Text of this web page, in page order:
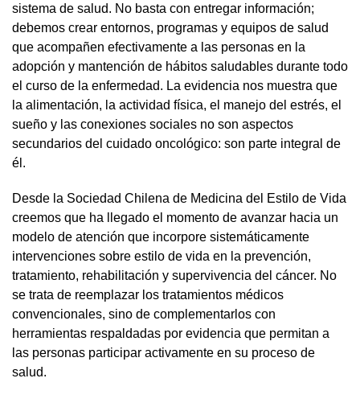
sistema de salud. No basta con entregar información;
debemos crear entornos, programas y equipos de salud
que acompañen efectivamente a las personas en la
adopción y mantención de hábitos saludables durante todo
el curso de la enfermedad. La evidencia nos muestra que
la alimentación, la actividad física, el manejo del estrés, el
sueño y las conexiones sociales no son aspectos
secundarios del cuidado oncológico: son parte integral de
él.
Desde la Sociedad Chilena de Medicina del Estilo de Vida
creemos que ha llegado el momento de avanzar hacia un
modelo de atención que incorpore sistemáticamente
intervenciones sobre estilo de vida en la prevención,
tratamiento, rehabilitación y supervivencia del cáncer. No
se trata de reemplazar los tratamientos médicos
convencionales, sino de complementarlos con
herramientas respaldadas por evidencia que permitan a
las personas participar activamente en su proceso de
salud.